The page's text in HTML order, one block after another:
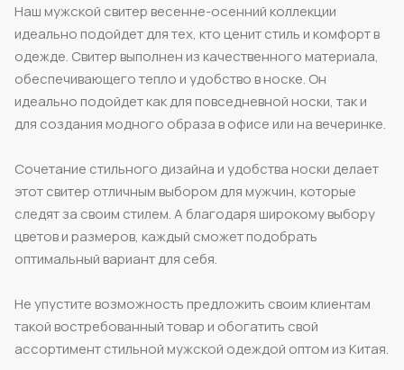
Наш мужской свитер весенне-осенний коллекции
идеально подойдет для тех, кто ценит стиль и комфорт в
одежде. Свитер выполнен из качественного материала,
обеспечивающего тепло и удобство в носке. Он
идеально подойдет как для повседневной носки, так и
для создания модного образа в офисе или на вечеринке.
Сочетание стильного дизайна и удобства носки делает
этот свитер отличным выбором для мужчин, которые
следят за своим стилем. А благодаря широкому выбору
цветов и размеров, каждый сможет подобрать
оптимальный вариант для себя.
Не упустите возможность предложить своим клиентам
такой востребованный товар и обогатить свой
ассортимент стильной мужской одеждой оптом из Китая.